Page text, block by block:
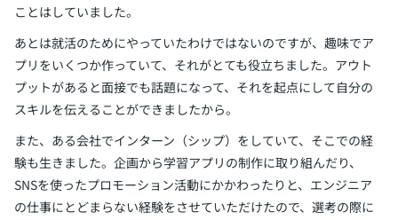
ことはしていました。
あとは就活のためにやっていたわけではないのですが、趣味でア
プリをいくつか作っていて、それがとても役立ちました。アウト
プットがあると面接でも話題になって、それを起点にして自分の
スキルを伝えることができましたから。
また、ある会社でインターン（シップ）をしていて、そこでの経
験も生きました。企画から学習アプリの制作に取り組んだり、
SNSを使ったプロモーション活動にかかわったりと、エンジニア
の仕事にとどまらない経験をさせていただけたので、選考の際に